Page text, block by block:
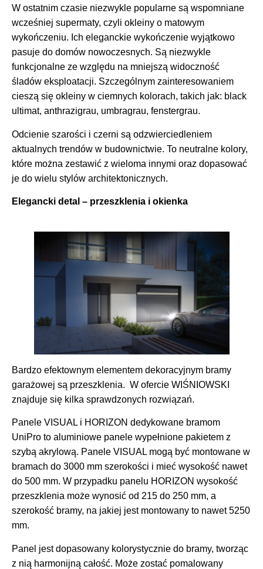
W ostatnim czasie niezwykle popularne są wspomniane
wcześniej supermaty, czyli okleiny o matowym
wykończeniu. Ich eleganckie wykończenie wyjątkowo
pasuje do domów nowoczesnych. Są niezwykle
funkcjonalne ze względu na mniejszą widoczność
śladów eksploatacji. Szczególnym zainteresowaniem
cieszą się okleiny w ciemnych kolorach, takich jak: black
ultimat, anthrazigrau, umbragrau, fenstergrau.
Odcienie szarości i czerni są odzwierciedleniem
aktualnych trendów w budownictwie. To neutralne kolory,
które można zestawić z wieloma innymi oraz dopasować
je do wielu stylów architektonicznych.
Elegancki detal – przeszklenia i okienka
Bardzo efektownym elementem dekoracyjnym bramy
garażowej są przeszklenia. W ofercie WIŚNIOWSKI
znajduje się kilka sprawdzonych rozwiązań.
Panele VISUAL i HORIZON dedykowane bramom
UniPro to aluminiowe panele wypełnione pakietem z
szybą akrylową. Panele VISUAL mogą być montowane w
bramach do 3000 mm szerokości i mieć wysokość nawet
do 500 mm. W przypadku panelu HORIZON wysokość
przeszklenia może wynosić od 215 do 250 mm, a
szerokość bramy, na jakiej jest montowany to nawet 5250
mm.
Panel jest dopasowany kolorystycznie do bramy, tworząc
z nią harmonijną całość. Może zostać pomalowany